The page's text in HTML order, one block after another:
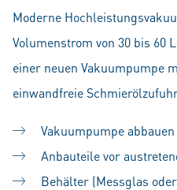
Moderne
Volumenstrom von 30 bis 60
einer neuen Vakuumpumpe
einwandfreie
Vakuumpumpe abbauen
Anbauteile vor
Behälter (Messglas